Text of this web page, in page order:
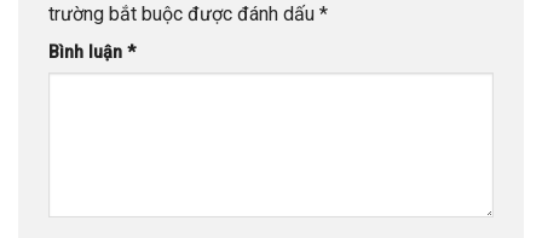
trường bắt buộc được đánh dấu *
Bình luận *